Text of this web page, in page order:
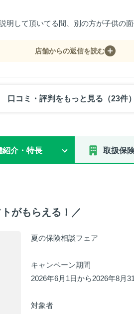
して頂いてる間、別の方が子供の
店舗からの返信を読む
口コミ・評判をもっと見る（23件）
紹介・特長 取扱保
がもらえる！／
夏の保険相談フェア
キャンペーン期間
2026年6月1日から2026年8月
対象者